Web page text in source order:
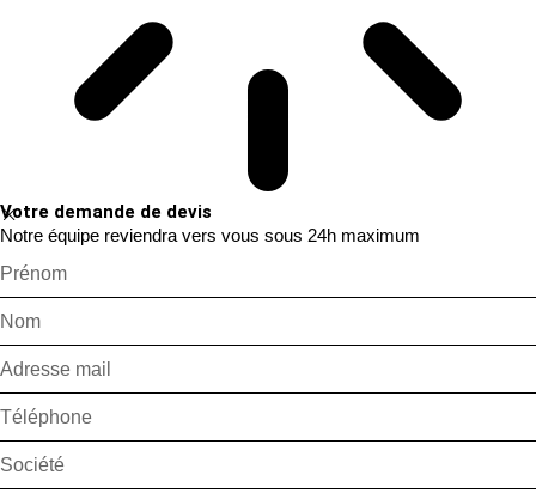
Votre demande de devis
Notre équipe reviendra vers vous sous 24h maximum